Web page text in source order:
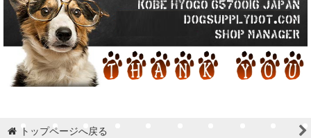
トップページへ戻る